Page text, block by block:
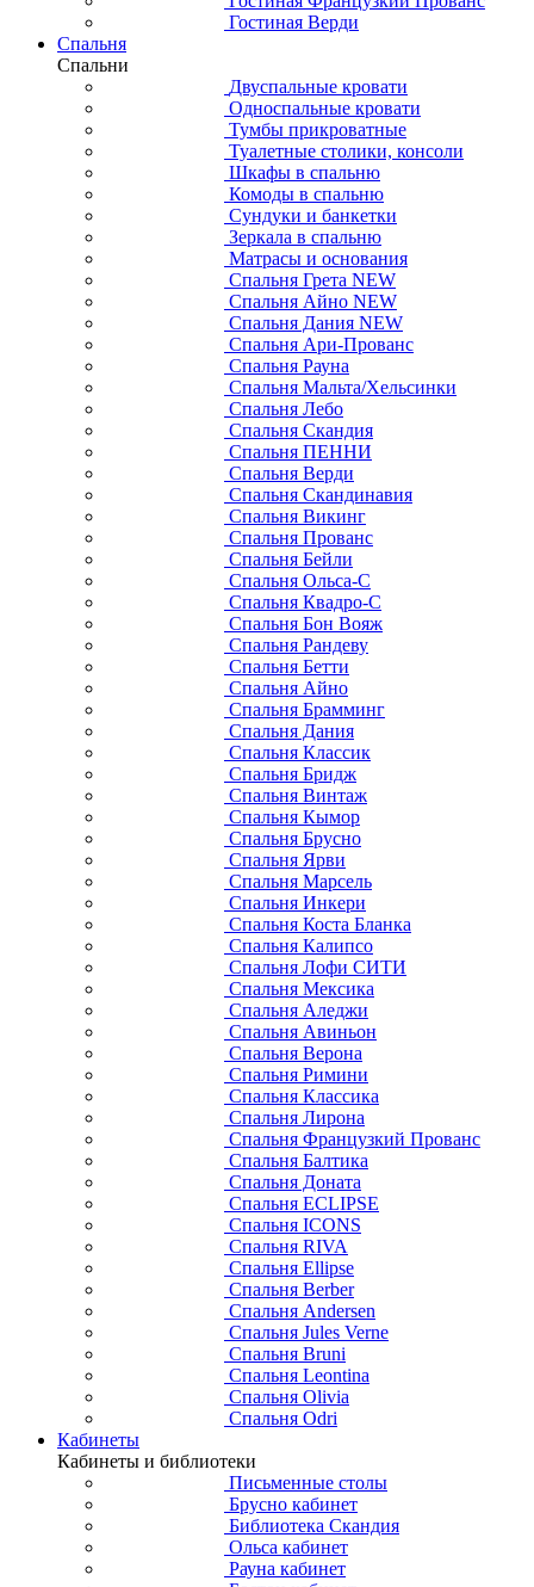
Гостиная Верди
Спальня
Спальни
Двуспальные кровати
Односпальные кровати
Тумбы прикроватные
Туалетные столики, консоли
Шкафы в спальню
Комоды в спальню
Сундуки и банкетки
Зеркала в спальню
Матрасы и основания
Спальня Грета NEW
Спальня Айно NEW
Спальня Дания NEW
Спальня Ари-Прованс
Спальня Рауна
Спальня Мальта/Хельсинки
Спальня Лебо
Спальня Скандия
Спальня ПЕННИ
Спальня Верди
Спальня Скандинавия
Спальня Викинг
Спальня Прованс
Спальня Бейли
Спальня Ольса-С
Спальня Квадро-С
Спальня Бон Вояж
Спальня Рандеву
Спальня Бетти
Спальня Айно
Спальня Брамминг
Спальня Дания
Спальня Классик
Спальня Бридж
Спальня Винтаж
Спальня Кымор
Спальня Брусно
Спальня Ярви
Спальня Марсель
Спальня Инкери
Спальня Коста Бланка
Спальня Калипсо
Спальня Лофи СИТИ
Спальня Мексика
Спальня Аледжи
Спальня Авиньон
Спальня Верона
Спальня Римини
Спальня Классика
Спальня Лирона
Спальня Французкий Прованс
Спальня Балтика
Спальня Доната
Спальня ECLIPSE
Спальня ICONS
Спальня RIVA
Спальня Ellipse
Спальня Berber
Спальня Andersen
Спальня Jules Verne
Спальня Bruni
Спальня Leontina
Спальня Olivia
Спальня Odri
Кабинеты
Кабинеты и библиотеки
Письменные столы
Брусно кабинет
Библиотека Скандия
Ольса кабинет
Рауна кабинет